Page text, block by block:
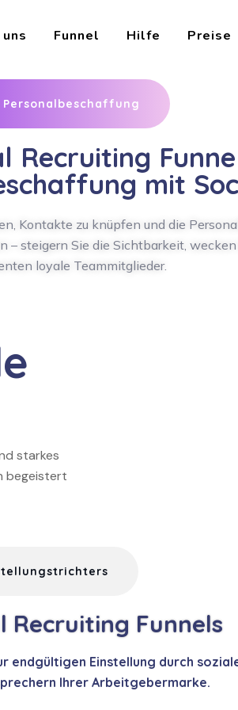
Funnel Hilfe Preise
Recruiting
mit
Kontakte zu knüpfen und die
– steigern Sie die Sichtbarkeit,
loyale Teammitglieder.
starkes
begeistert
Recruiting Funnels
endgültigen Einstellung durch
Ihrer Arbeitgebermarke.